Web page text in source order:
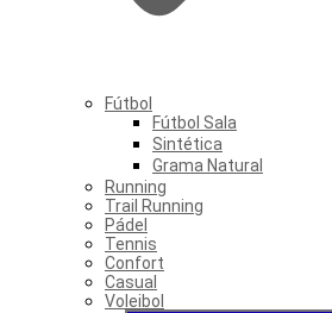
Fútbol
Fútbol Sala
Sintética
Grama Natural
Running
Trail Running
Pádel
Tennis
Confort
Casual
Voleibol